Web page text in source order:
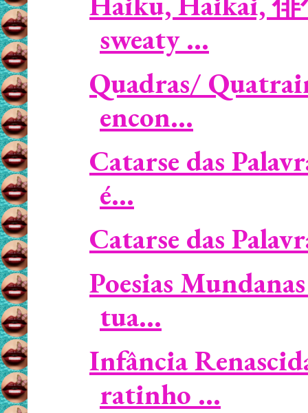
sweaty ...
Quadras/
encon...
Catarse das
é...
Catarse das
Poesias
tua...
Infância
ratinho ...